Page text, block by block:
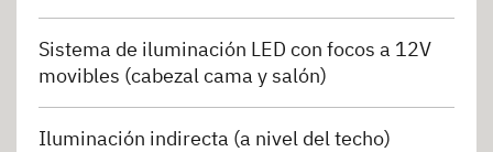
Sistema de iluminación LED con focos a 12V
movibles (cabezal cama y salón)
Iluminación indirecta (a nivel del techo)